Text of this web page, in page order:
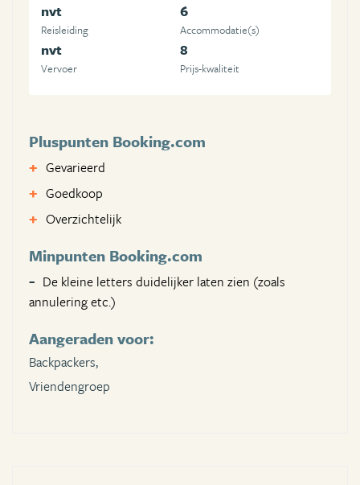
nvt
Reisleiding
6
Accommodatie(s)
nvt
Vervoer
8
Prijs-kwaliteit
Pluspunten Booking.com
Gevarieerd
Goedkoop
Overzichtelijk
Minpunten Booking.com
De kleine letters duidelijker laten zien (zoals
annulering etc.)
Aangeraden voor:
Backpackers,
Vriendengroep